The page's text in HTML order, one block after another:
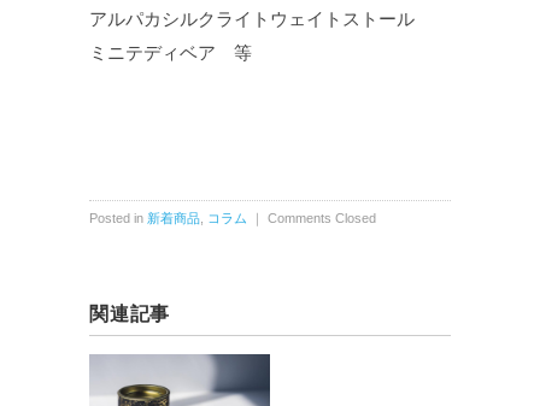
アルパカシルクライトウェイトストール
ミニテディベア 等
Posted in 新着商品 コラム ｜ Comments Closed
関連記事